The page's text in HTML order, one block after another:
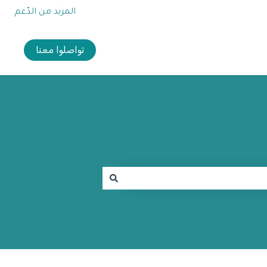
المزيد من الدّعم
تواصلوا معنا